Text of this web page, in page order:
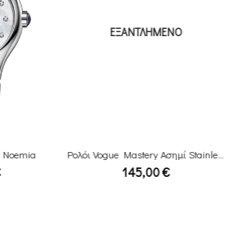
Noemia
ΕΞΑΝΤΛΗΜΈΝΟ
Ρολόι Vogue Mastery Ασημί Stainless Χάλυβα Bracelet
145,00€